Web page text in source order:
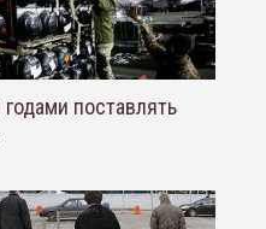
поставлять